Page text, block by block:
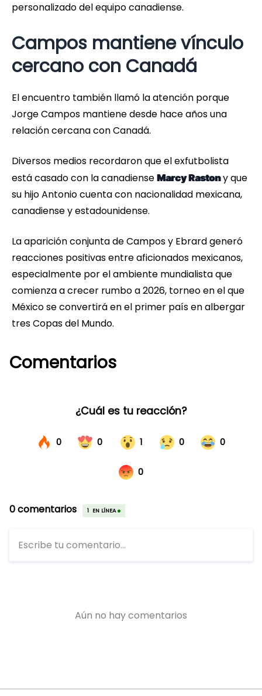
personalizado del equipo canadiense.
Campos mantiene vínculo
cercano con Canadá
El encuentro también llamó la atención porque
Jorge Campos mantiene desde hace años una
relación cercana con Canadá.
Diversos medios recordaron que el exfutbolista
está casado con la canadiense Marcy Rastony que
su hijo Antonio cuenta con nacionalidad mexicana,
canadiense y estadounidense.
La aparición conjunta de Campos y Ebrard generó
reacciones positivas entre aficionados mexicanos,
especialmente por el ambiente mundialista que
comienza a crecer rumbo a 2026, torneo en el que
México se convertirá en el primer país en albergar
tres Copas del Mundo.
Comentarios